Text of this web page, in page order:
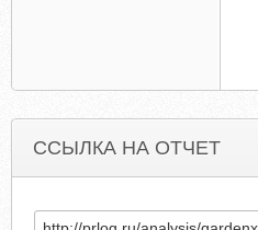
ССЫЛКА НА ОТЧЕТ